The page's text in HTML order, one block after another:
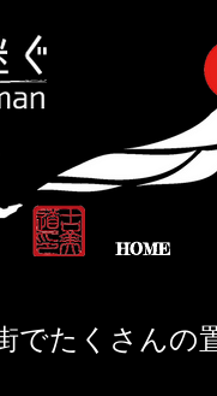
HOME
でたくさんの